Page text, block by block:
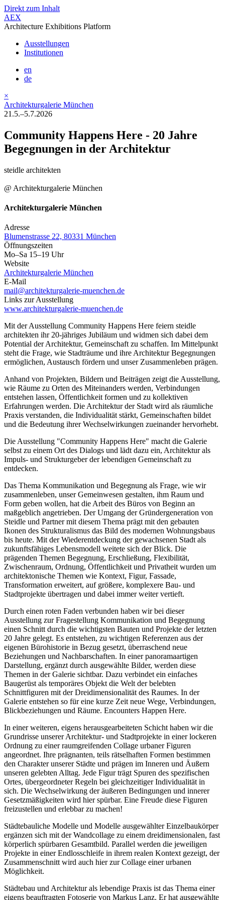
Direkt zum Inhalt
AEX
Architecture Exhibitions Platform
Ausstellungen
Institutionen
en
de
×
Architekturgalerie München
21.5.–5.7.2026
Community Happens Here - 20 Jahre
Begegnungen in der Architektur
steidle architekten
@ Architekturgalerie München
Architekturgalerie München
Adresse
Blumenstrasse 22, 80331 München
Öffnungszeiten
Mo–Sa 15–19 Uhr
Website
Architekturgalerie München
E-Mail
mail@architekturgalerie-muenchen.de
Links zur Ausstellung
www.architekturgalerie-muenchen.de
Mit der Ausstellung Community Happens Here feiern steidle
architekten ihr 20-jähriges Jubiläum und widmen sich dabei dem
Potential der Architektur, Gemeinschaft zu schaffen. Im Mittelpunkt
steht die Frage, wie Stadträume und ihre Architektur Begegnungen
ermöglichen, Austausch fördern und unser Zusammenleben prägen.
Anhand von Projekten, Bildern und Beiträgen zeigt die Ausstellung,
wie Räume zu Orten des Miteinanders werden, Verbindungen
entstehen lassen, Öffentlichkeit formen und zu kollektiven
Erfahrungen werden. Die Architektur der Stadt wird als räumliche
Praxis verstanden, die Individualität stärkt, Gemeinschaften bildet
und die Bedeutung ihrer Wechselwirkungen zueinander hervorhebt.
Die Ausstellung "Community Happens Here" macht die Galerie
selbst zu einem Ort des Dialogs und lädt dazu ein, Architektur als
Impuls- und Strukturgeber der lebendigen Gemeinschaft zu
entdecken.
Das Thema Kommunikation und Begegnung als Frage, wie wir
zusammenleben, unser Gemeinwesen gestalten, ihm Raum und
Form geben wollen, hat die Arbeit des Büros von Beginn an
maßgeblich angetrieben. Der Umgang der Gründergeneration von
Steidle und Partner mit diesem Thema prägt mit den gebauten
Ikonen des Strukturalismus das Bild des modernen Wohnungsbaus
bis heute. Mit der Wiederentdeckung der gewachsenen Stadt als
zukunftsfähiges Lebensmodell weitete sich der Blick. Die
prägenden Themen Begegnung, Erschließung, Flexibilität,
Zwischenraum, Ordnung, Öffentlichkeit und Privatheit wurden um
architektonische Themen wie Kontext, Figur, Fassade,
Transformation erweitert, auf größere, komplexere Bau- und
Stadtprojekte übertragen und dabei immer weiter vertieft.
Durch einen roten Faden verbunden haben wir bei dieser
Ausstellung zur Fragestellung Kommunikation und Begegnung
einen Schnitt durch die wichtigsten Bauten und Projekte der letzten
20 Jahre gelegt. Es entstehen, zu wichtigen Referenzen aus der
eigenen Bürohistorie in Bezug gesetzt, überraschend neue
Beziehungen und Nachbarschaften. In einer panoramaartigen
Darstellung, ergänzt durch ausgewählte Bilder, werden diese
Themen in der Galerie sichtbar. Dazu verbindet ein einfaches
Baugerüst als temporäres Objekt die Welt der belebten
Schnittfiguren mit der Dreidimensionalität des Raumes. In der
Galerie entstehen so für eine kurze Zeit neue Wege, Verbindungen,
Blickbeziehungen und Räume. Encounters Happen Here.
In einer weiteren, eigens herausgearbeiteten Schicht haben wir die
Grundrisse unserer Architektur- und Stadtprojekte in einer lockeren
Ordnung zu einer raumgreifenden Collage urbaner Figuren
angeordnet. Ihre prägnanten, teils rätselhaften Formen bestimmen
den Charakter unserer Städte und prägen im Inneren und Äußern
unseren gelebten Alltag. Jede Figur trägt Spuren des spezifischen
Ortes, übergeordneter Regeln bei gleichzeitiger Individualität in
sich. Die Wechselwirkung der äußeren Bedingungen und innerer
Gesetzmäßigkeiten wird hier spürbar. Eine Freude diese Figuren
freizustellen und erlebbar zu machen!
Städtebauliche Modelle und Modelle ausgewählter Einzelbaukörper
ergänzen sich mit der Wandcollage zu einem dreidimensionalen, fast
körperlich spürbaren Gesamtbild. Parallel werden die jeweiligen
Projekte in einer Endlosschleife in ihrem realen Kontext gezeigt, der
Zusammenschnitt wird auch hier zur Collage einer urbanen
Möglichkeit.
Städtebau und Architektur als lebendige Praxis ist das Thema einer
eigens beauftragten Fotoserie von Markus Lanz. Er hat ausgewählte